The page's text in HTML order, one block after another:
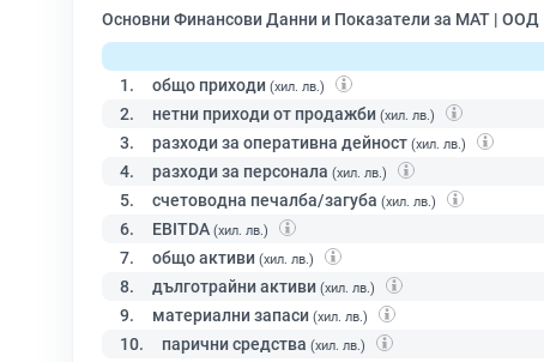
Основни Финансови Данни и Показатели за МАТ | ООД
1.
общо приходи (хил. лв.)
2. нетни приходи от продажби (хил. лв.)
3. разходи за оперативна дейност (хил. лв.)
4. разходи за персонала (хил. лв.)
5. счетоводна печалба/загуба (хил. лв.)
6. EBITDA (хил. лв.)
7. общо активи (хил. лв.)
8. дълготрайни активи (хил. лв.)
9. материални запаси (хил. лв.)
10. парични средства (хил. лв.)